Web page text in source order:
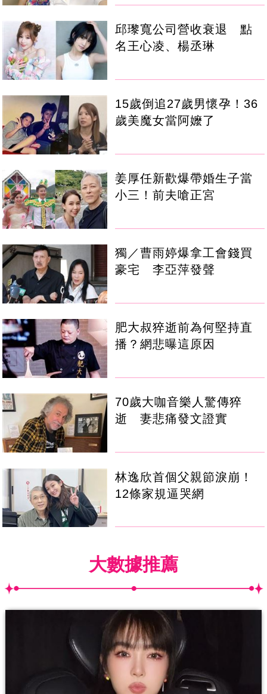
邱瓈寬公司營收衰退 點
名王心凌、楊丞琳
15歲倒追27歲男懷孕！36
歲美魔女當阿嬤了
姜厚任新歡爆帶婚生子當
小三！前夫嗆正宮
獨／曹雨婷爆拿工會錢買
豪宅 李亞萍發聲
肥大叔猝逝前為何堅持直
播？網悲曝這原因
70歲大咖音樂人驚傳猝
逝 妻悲痛發文證實
林逸欣首個父親節淚崩！
12條家規逼哭網
大數據推薦